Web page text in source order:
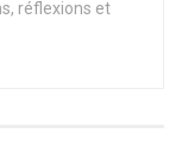
réflexions et